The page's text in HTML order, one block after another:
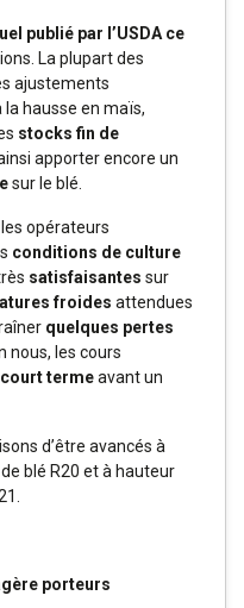
publié par l’USDA ce
La plupart des
ajustements
hausse en maïs,
stocks fin de
apporter encore un
sur le blé.
les opérateurs
conditions de culture
satisfaisantes sur
froides attendues
quelques pertes
nous, les cours
termeavant un
d’être avancés à
blé R20 et à hauteur
porteurs